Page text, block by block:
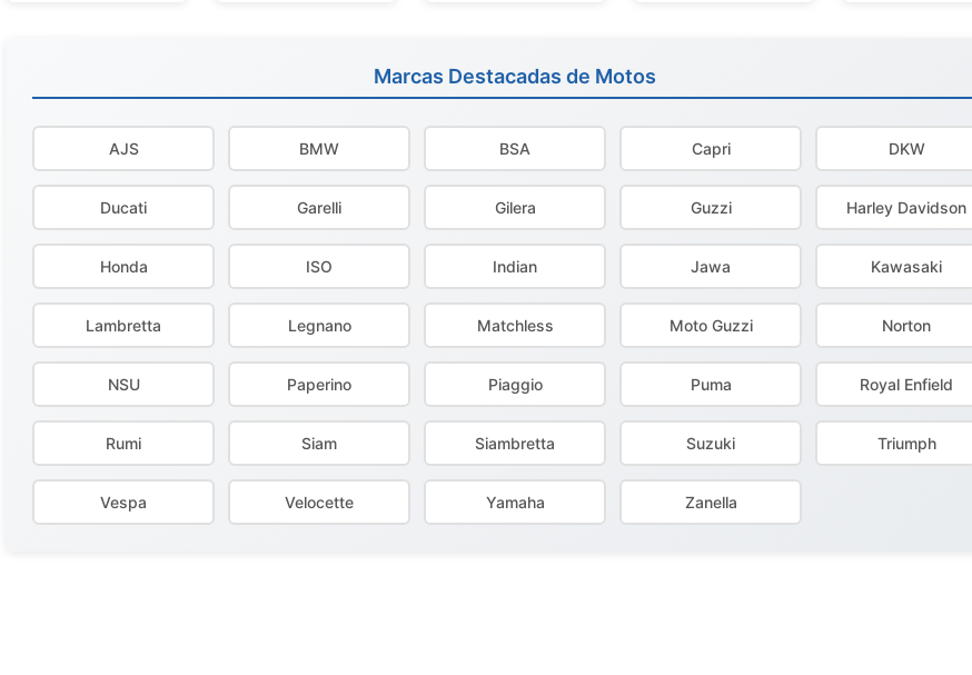
Marcas Destacadas de Motos
AJS BMW BSA Capri DKW
Ducati Garelli Gilera Guzzi Harley Davidson
Honda ISO Indian Jawa Kawasaki
Lambretta Legnano Matchless Moto Guzzi Norton
NSU Paperino Piaggio Puma Royal Enfield
Rumi Siam Siambretta Suzuki Triumph
Vespa Velocette Yamaha Zanella